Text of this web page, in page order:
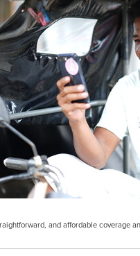
and affordable coverage